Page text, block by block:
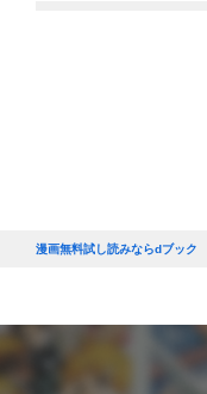
漫画無料試し読みならdブック